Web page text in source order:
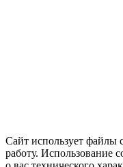
Сайт использует файлы
работу. Использование